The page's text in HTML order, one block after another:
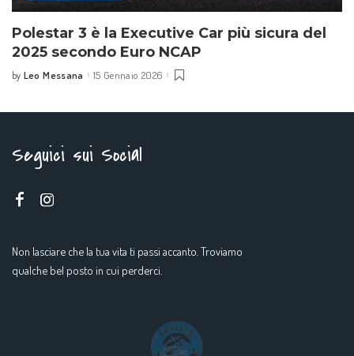
Polestar 3 è la Executive Car più sicura del
2025 secondo Euro NCAP
by Leo Messana 15 Gennaio 2026
Seguici sui Social
Non lasciare che la tua vita ti passi accanto. Troviamo
qualche bel posto in cui perderci.